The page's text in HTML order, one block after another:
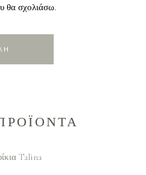
θα σχολιάσω.